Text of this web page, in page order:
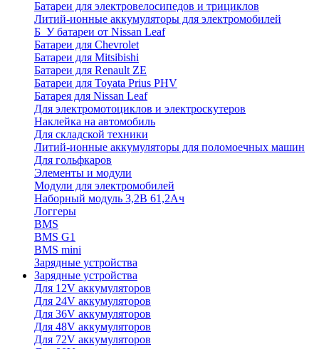
Батареи для электровелосипедов и трициклов
Литий-ионные аккумуляторы для электромобилей
Б_У батареи от Nissan Leaf
Батареи для Chevrolet
Батареи для Mitsibishi
Батареи для Renault ZE
Батареи для Toyata Prius PHV
Батарея для Nissan Leaf
Для электромотоциклов и электроскутеров
Наклейка на автомобиль
Для складской техники
Литий-ионные аккумуляторы для поломоечных машин
Для гольфкаров
Элементы и модули
Модули для электромобилей
Наборный модуль 3,2В 61,2Ач
Логгеры
BMS
BMS G1
BMS mini
Зарядные устройства
Зарядные устройства
Для 12V аккумуляторов
Для 24V аккумуляторов
Для 36V аккумуляторов
Для 48V аккумуляторов
Для 72V аккумуляторов